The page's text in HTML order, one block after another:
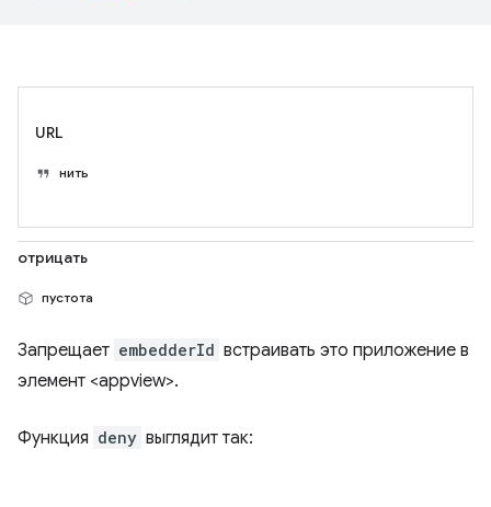
URL
нить
отрицать
пустота
Запрещает embedderId встраивать это приложение в
элемент <appview>.
Функция deny выглядит так: